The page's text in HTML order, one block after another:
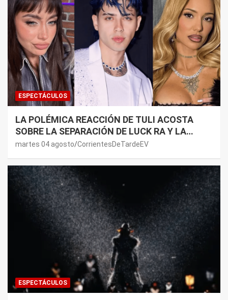
ESPECTÁCULOS
LA POLÉMICA REACCIÓN DE TULI ACOSTA
SOBRE LA SEPARACIÓN DE LUCK RA Y LA
JOAQUI: “¿MI VERDAD?”
martes 04 agosto CorrientesDeTardeEV
ESPECTÁCULOS